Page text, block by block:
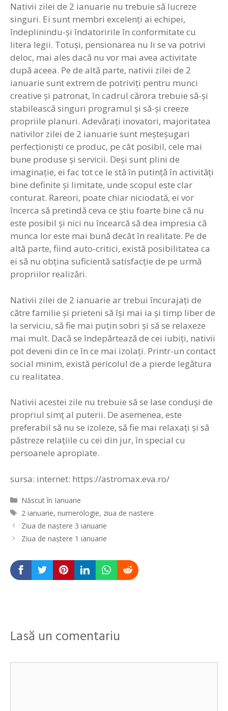
Nativii zilei de 2 ianuarie nu trebuie să lucreze
singuri. Ei sunt membri excelenţi ai echipei,
îndeplinindu-şi îndatoririle în conformitate cu
litera legii. Totuşi, pensionarea nu li se va potrivi
deloc, mai ales dacă nu vor mai avea activitate
după aceea. Pe de altă parte, nativii zilei de 2
ianuarie sunt extrem de potriviţi pentru munci
creative şi patronat, în cadrul cărora trebuie să-şi
stabilească singuri programul şi să-şi creeze
propriile planuri. Adevăraţi inovatori, majoritatea
nativilor zilei de 2 ianuarie sunt meşteşugari
perfecţionişti ce produc, pe cât posibil, cele mai
bune produse şi servicii. Deşi sunt plini de
imaginaţie, ei fac tot ce le stă în putinţă în activităţi
bine definite şi limitate, unde scopul este clar
conturat. Rareori, poate chiar niciodată, ei vor
încerca să pretindă ceva ce ştiu foarte bine că nu
este posibil şi nici nu încearcă să dea impresia că
munca lor este mai bună decât în realitate. Pe de
altă parte, fiind auto-critici, există posibilitatea ca
ei să nu obţina suficientă satisfacţie de pe urmă
propriilor realizări.
Nativii zilei de 2 ianuarie ar trebui încurajaţi de
către familie şi prieteni să îşi mai ia şi timp liber de
la serviciu, să fie mai puţin sobri şi să se relaxeze
mai mult. Dacă se îndepărtează de cei iubiţi, nativii
pot deveni din ce în ce mai izolaţi. Printr-un contact
social minim, există pericolul de a pierde legătura
cu realitatea.
Nativii acestei zile nu trebuie să se lase conduşi de
propriul simţ al puterii. De asemenea, este
preferabil să nu se izoleze, să fie mai relaxaţi şi să
păstreze relaţiile cu cei din jur, în special cu
persoanele apropiate.
sursa: internet: https://astromax.eva.ro/
Categorii
Născut în Ianuarie
Etichete
2 ianuarie,numerologie, ziua de nastere
Navigare
în
Ziua de naștere 3 ianuarie
Ziua de naştere 1 ianuarie
Lasă un comentariu